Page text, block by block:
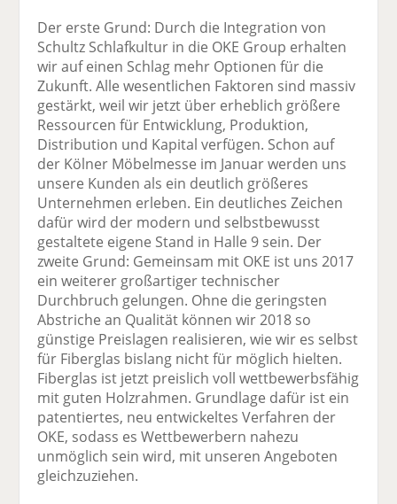
Der erste Grund: Durch die Integration von
Schultz Schlafkultur in die OKE Group erhalten
wir auf einen Schlag mehr Optionen für die
Zukunft. Alle wesentlichen Faktoren sind massiv
gestärkt, weil wir jetzt über erheblich größere
Ressourcen für Entwicklung, Produktion,
Distribution und Kapital verfügen. Schon auf
der Kölner Möbelmesse im Januar werden uns
unsere Kunden als ein deutlich größeres
Unternehmen erleben. Ein deutliches Zeichen
dafür wird der modern und selbstbewusst
gestaltete eigene Stand in Halle 9 sein. Der
zweite Grund: Gemeinsam mit OKE ist uns 2017
ein weiterer großartiger technischer
Durchbruch gelungen. Ohne die geringsten
Abstriche an Qualität können wir 2018 so
günstige Preislagen realisieren, wie wir es selbst
für Fiberglas bislang nicht für möglich hielten.
Fiberglas ist jetzt preislich voll wettbewerbsfähig
mit guten Holzrahmen. Grundlage dafür ist ein
patentiertes, neu entwickeltes Verfahren der
OKE, sodass es Wettbewerbern nahezu
unmöglich sein wird, mit unseren Angeboten
gleichzuziehen.